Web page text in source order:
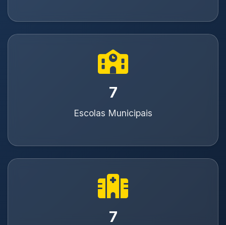
8
Escolas Municipais
8